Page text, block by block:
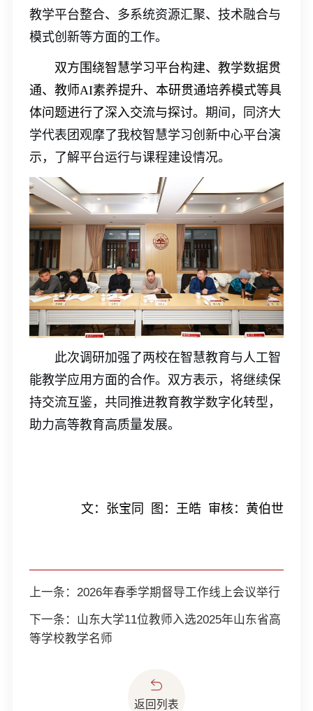
教学平台整合、多系统资源汇聚、技术融合与
模式创新等方面的工作。
双方围绕智慧学习平台构建、教学数据贯
通、教师AI素养提升、本研贯通培养模式等具
体问题进行了深入交流与探讨。 期间，同济大
学代表团观摩了我校智慧学习创新中心平台演
示 ，了解平台运行与课程建设情况。
此次调研加强了两校在智慧教育与人工智
能教学应用方面的合作。双方表示，将继续保
持交流互鉴，共同推进教育教学数字化转型，
助力高等教育高质量发展。
文：张宝同 图：王皓 审核：黄伯世
上一条： 2026年春季学期督导工作线上会议举行
下一条： 山东大学11位教师入选2025年山东省高
等学校教学名师
返回列表